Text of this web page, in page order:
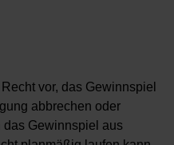
vor, das Gewinnspiel
abbrechen oder
das Gewinnspiel aus